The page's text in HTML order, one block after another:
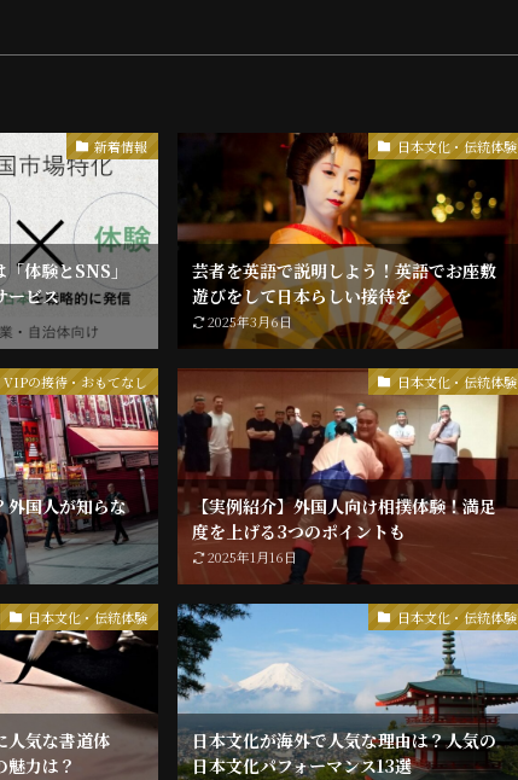
新着情報
体験とSNS」
ービス
日本文化・伝統体験
芸者を英語で説明しよう！英語でお座敷
遊びをして日本らしい接待を
2025年3月6日
VIPの接待・おもてなし
外国人が知らな
日本文化・伝統体験
【実例紹介】外国人向け相撲体験！満足
度を上げる3つのポイントも
2025年1月16日
日本文化・伝統体験
人気な書道体
力は？
日本文化・伝統体験
日本文化が海外で人気な理由は？人気の
日本文化パフォーマンス13選